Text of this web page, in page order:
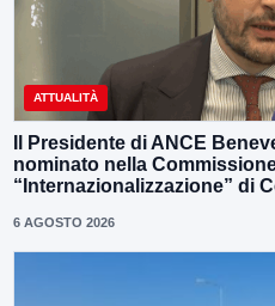
ATTUALITÀ
Il Presidente di ANCE
nominato nella
“Internazionalizzazione” di
6 AGOSTO 2026